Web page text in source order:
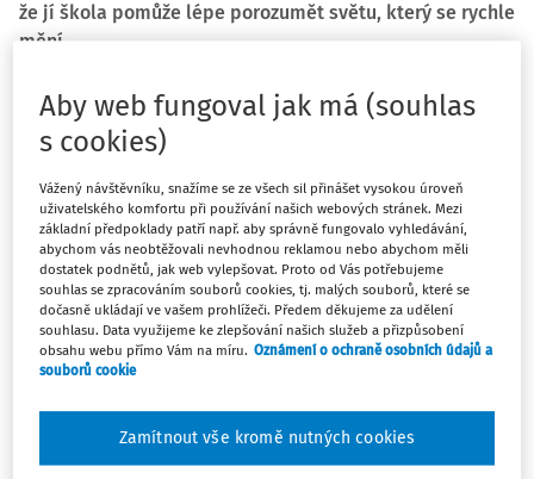
že jí škola pomůže lépe porozumět světu, který se rychle
mění.
Klimatická změna patří mezi nejdiskutovanější témata
současnosti, ale málokdy dostávají prostor ti, kterých se
budoucnost týká nejvíc. Právě proto vznikla společná
anketa vzdělávacího centra TEREZA a ÁMOS vision
zaměřenána názory dětí na klima, informace, školu,
OSN i budoucnost světa.
Klimatická změna a děti
Výsledky ukázaly, že děti téma klimatické změny rozhodně
nevnímají jako vzdálené nebo okrajové. Celkem 58 %
respondentů si myslí, že lidská činnost má na klimatickou
změnu velký vliv, dalších 17 % připouští alespoň částečný
vliv člověka. Největšíobavy mají děti z nejisté
Aby web fungoval jak má (souhlas
s cookies)
Vážený návštěvníku, snažíme se ze všech sil přinášet vysokou úroveň
uživatelského komfortu při používání našich webových stránek. Mezi
základní předpoklady patří např. aby správně fungovalo vyhledávání,
abychom vás neobtěžovali nevhodnou reklamou nebo abychom měli
dostatek podnětů, jak web vylepšovat. Proto od Vás potřebujeme
souhlas se zpracováním souborů cookies, tj. malých souborů, které se
dočasně ukládají ve vašem prohlížeči. Předem děkujeme za udělení
souhlasu. Data využijeme ke zlepšování našich služeb a přizpůsobení
obsahu webu přímo Vám na míru. Oznámení o ochraně osobních údajů a
souborů cookie
Zamítnout vše kromě nutných cookies